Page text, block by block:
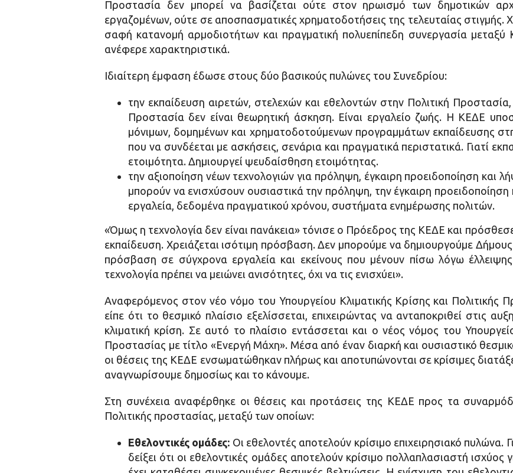
Προστασία δεν μπορεί να βασίζεται ούτε στον ηρωισμό των δημοτικών
εργαζομένων, ούτε σε αποσπασματικές χρηματοδοτήσεις της τελευταίας στιγμής.
σαφή κατανομή αρμοδιοτήτων και πραγματική πολυεπίπεδη συνεργασία
ανέφερε χαρακτηριστικά.
Ιδιαίτερη έμφαση έδωσε στους δύο βασικούς πυλώνες του Συνεδρίου:
την εκπαίδευση αιρετών, στελεχών και εθελοντών στην Πολιτική
Προστασία δεν είναι θεωρητική άσκηση. Είναι εργαλείο ζωής. Η ΚΕΔΕ
μόνιμων, δομημένων και χρηματοδοτούμενων προγραμμάτων εκπαίδευσης
που να συνδέεται με ασκήσεις, σενάρια και πραγματικά περιστατικά. Γιατί
ετοιμότητα. Δημιουργεί ψευδαίσθηση ετοιμότητας.
την αξιοποίηση νέων τεχνολογιών για πρόληψη, έγκαιρη προειδοποίηση και
μπορούν να ενισχύσουν ουσιαστικά την πρόληψη, την έγκαιρη
εργαλεία, δεδομένα πραγματικού χρόνου, συστήματα ενημέρωσης πολιτών.
«Όμως η τεχνολογία δεν είναι πανάκεια» τόνισε ο Πρόεδρος της ΚΕΔΕ και
εκπαίδευση. Χρειάζεται ισότιμη πρόσβαση. Δεν μπορούμε να δημιουργούμε
πρόσβαση σε σύγχρονα εργαλεία και εκείνους που μένουν πίσω λόγω
τεχνολογία πρέπει να μειώνει ανισότητες, όχι να τις ενισχύει».
Αναφερόμενος στον νέο νόμο του Υπουργείου Κλιματικής Κρίσης και Πολιτικής
είπε ότι το θεσμικό πλαίσιο εξελίσσεται, επιχειρώντας να ανταποκριθεί στις
κλιματική κρίση. Σε αυτό το πλαίσιο εντάσσεται και ο νέος νόμος του
Προστασίας με τίτλο «Ενεργή Μάχη». Μέσα από έναν διαρκή και ουσιαστικό
οι θέσεις της ΚΕΔΕ ενσωματώθηκαν πλήρως και αποτυπώνονται σε κρίσιμες
αναγνωρίσουμε δημοσίως και το κάνουμε.
Στη συνέχεια αναφέρθηκε οι θέσεις και προτάσεις της ΚΕΔΕ προς τα
Πολιτικής προστασίας, μεταξύ των οποίων:
Εθελοντικές ομάδες: Οι εθελοντές αποτελούν κρίσιμο επιχειρησιακό πυλώνα.
δείξει ότι οι εθελοντικές ομάδες αποτελούν κρίσιμο πολλαπλασιαστή